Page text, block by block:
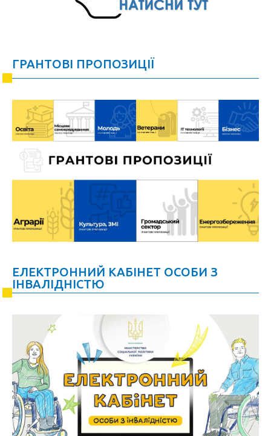
ГРАНТОВІ ПРОПОЗИЦІЇ
ЕЛЕКТРОННИЙ КАБІНЕТ ОСОБИ З
ІНВАЛІДНІСТЮ